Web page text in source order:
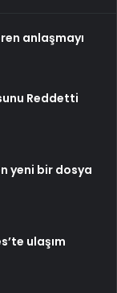
anlaşmayı
Reddetti
yeni bir dosya
ulaşım